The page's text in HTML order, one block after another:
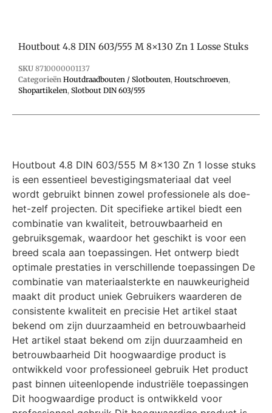
Houtbout 4.8 DIN 603/555 M 8×130 Zn 1 Losse Stuks
SKU 8710000001137
Categorieën Houtdraadbouten / Slotbouten, Houtschroeven,
Shopartikelen, Slotbout DIN 603/555
Houtbout 4.8 DIN 603/555 M 8×130 Zn 1 losse stuks
is een essentieel bevestigingsmateriaal dat veel
wordt gebruikt binnen zowel professionele als doe-
het-zelf projecten. Dit specifieke artikel biedt een
combinatie van kwaliteit, betrouwbaarheid en
gebruiksgemak, waardoor het geschikt is voor een
breed scala aan toepassingen. Het ontwerp biedt
optimale prestaties in verschillende toepassingen De
combinatie van materiaalsterkte en nauwkeurigheid
maakt dit product uniek Gebruikers waarderen de
consistente kwaliteit en precisie Het artikel staat
bekend om zijn duurzaamheid en betrouwbaarheid
Het artikel staat bekend om zijn duurzaamheid en
betrouwbaarheid Dit hoogwaardige product is
ontwikkeld voor professioneel gebruik Het product
past binnen uiteenlopende industriële toepassingen
Dit hoogwaardige product is ontwikkeld voor